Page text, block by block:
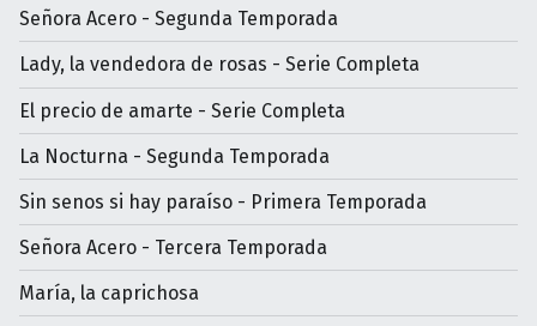
Señora Acero - Segunda Temporada
Lady, la vendedora de rosas - Serie Completa
El precio de amarte - Serie Completa
La Nocturna - Segunda Temporada
Sin senos si hay paraíso - Primera Temporada
Señora Acero - Tercera Temporada
María, la caprichosa